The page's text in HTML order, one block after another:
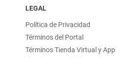
LEGAL
Política de Privacidad
Términos del Portal
Términos Tienda Virtual y App